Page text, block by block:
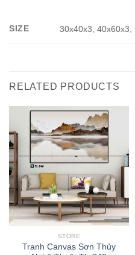
SIZE 30x40x3, 40x60x3,
RELATED PRODUCTS
STORE
Tranh Canvas Sơn Thủy